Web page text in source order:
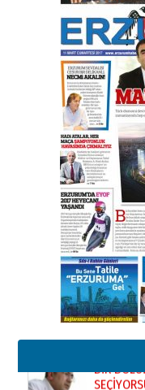
Bir
elinde?
31 Mart 2026
A. Berhan
BİR
ATATÜRK
28 Temmuz
Ahmet
Ahmed
26 Mart 2026
Cem
Ardında
gönül
13 Mayıs
Esat
Başkan
bir
02 Ağustos
Kadir